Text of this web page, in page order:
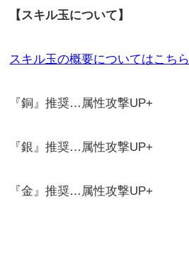
【スキル玉について】
スキル玉の概要についてはこちら
『銅』推奨…属性攻撃UP+
『銀』推奨…属性攻撃UP+
『金』推奨…属性攻撃UP+